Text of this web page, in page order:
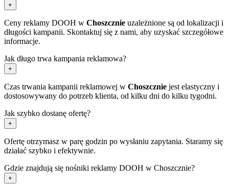
+
Ceny reklamy DOOH w Choszcznie uzależnione są od lokalizacji i
długości kampanii. Skontaktuj się z nami, aby uzyskać szczegółowe
informacje.
Jak długo trwa kampania reklamowa?
+
Czas trwania kampanii reklamowej w Choszcznie jest elastyczny i
dostosowywany do potrzeb klienta, od kilku dni do kilku tygodni.
Jak szybko dostanę ofertę?
+
Ofertę otrzymasz w parę godzin po wysłaniu zapytania. Staramy się
działać szybko i efektywnie.
Gdzie znajdują się nośniki reklamy DOOH w Choszcznie?
+